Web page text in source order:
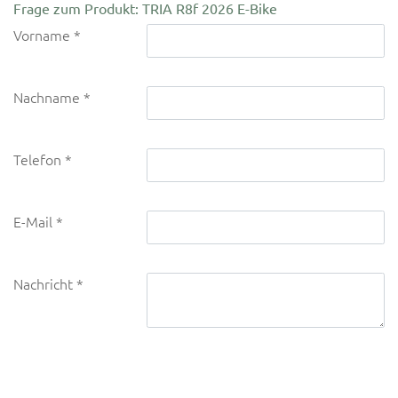
Frage zum Produkt: TRIA R8f 2026 E-Bike
Vorname
Nachname
Telefon
E-Mail
Nachricht